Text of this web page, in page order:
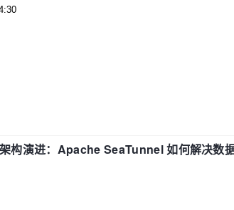
构演进：Apache SeaTunnel 如何解决数